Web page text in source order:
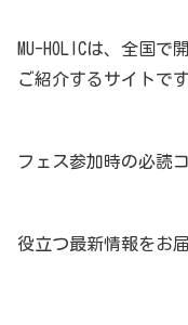
MU-HOLICは、全国
ご紹介するサイトです
フェス参加時の必読
役立つ最新情報をお